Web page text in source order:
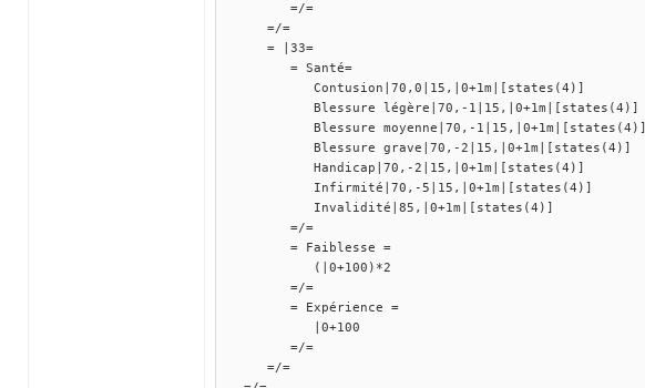
=/=
=/=
= |33=
= Santé=
Contusion|70,0|15,|0+1m|[states(4)]
Blessure légère|70,-1|15,|0+1m|[states(4)]
Blessure moyenne|70,-1|15,|0+1m|[states(4)]
Blessure grave|70,-2|15,|0+1m|[states(4)]
Handicap|70,-2|15,|0+1m|[states(4)]
Infirmité|70,-5|15,|0+1m|[states(4)]
Invalidité|85,|0+1m|[states(4)]
=/=
= Faiblesse =
(|0+100)*2
=/=
= Expérience =
|0+100
=/=
=/=